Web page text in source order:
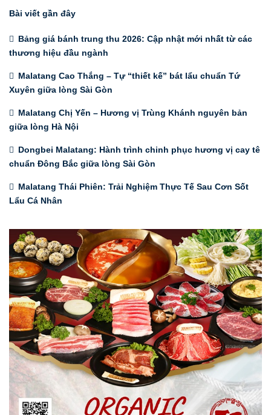
Bài viết gần đây
Bảng giá bánh trung thu 2026: Cập nhật mới nhất từ các
thương hiệu đầu ngành
Malatang Cao Thắng – Tự “thiết kế” bát lẩu chuẩn Tứ
Xuyên giữa lòng Sài Gòn
Malatang Chị Yến – Hương vị Trùng Khánh nguyên bản
giữa lòng Hà Nội
Dongbei Malatang: Hành trình chinh phục hương vị cay tê
chuẩn Đông Bắc giữa lòng Sài Gòn
Malatang Thái Phiên: Trải Nghiệm Thực Tế Sau Cơn Sốt
Lẩu Cá Nhân